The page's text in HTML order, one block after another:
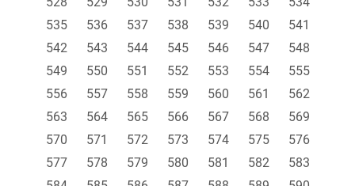
535
536 537 538 539 540
541
542
543 544 545 546 547
548
549
550 551 552 553 554
555
556
557 558 559 560 561
562
563
564 565 566 567 568
569
570
571 572 573 574 575
576
577
578 579 580 581 582
583